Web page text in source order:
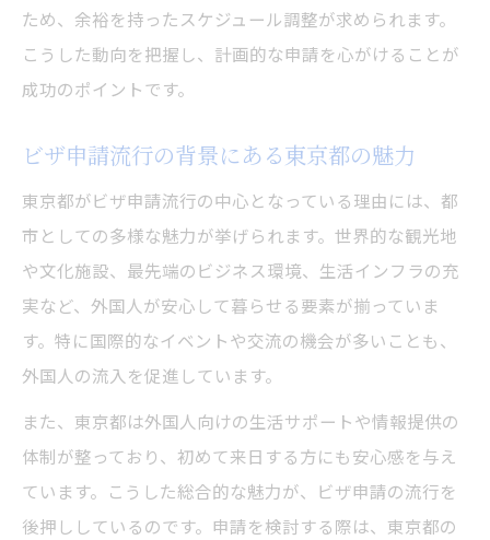
ため、余裕を持ったスケジュール調整が求められます。
こうした動向を把握し、計画的な申請を心がけることが
成功のポイントです。
ビザ申請流行の背景にある東京都の魅力
東京都がビザ申請流行の中心となっている理由には、都
市としての多様な魅力が挙げられます。世界的な観光地
や文化施設、最先端のビジネス環境、生活インフラの充
実など、外国人が安心して暮らせる要素が揃っていま
す。特に国際的なイベントや交流の機会が多いことも、
外国人の流入を促進しています。
また、東京都は外国人向けの生活サポートや情報提供の
体制が整っており、初めて来日する方にも安心感を与え
ています。こうした総合的な魅力が、ビザ申請の流行を
後押ししているのです。申請を検討する際は、東京都の